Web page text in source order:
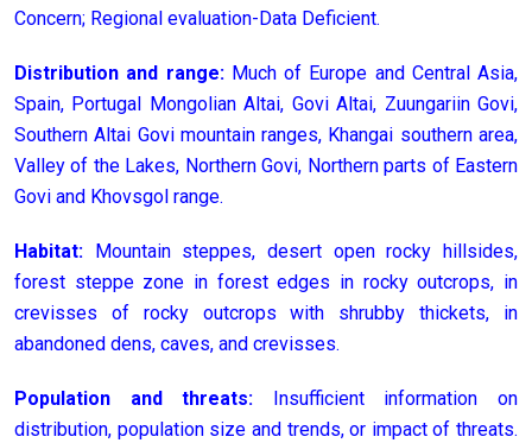
Concern; Regional evaluation-Data Deficient.
Distribution and range:Much of Europe and Central Asia,
Spain, Portugal Mongolian Altai, Govi Altai, Zuungariin Govi,
Southern Altai Govi mountain ranges, Khangai southern area,
Valley of the Lakes, Northern Govi, Northern parts of Eastern
Govi and Khovsgol range.
Habitat: Mountain steppes, desert open rocky hillsides,
forest steppe zone in forest edges in rocky outcrops, in
crevisses of rocky outcrops with shrubby thickets, in
abandoned dens, caves, and crevisses.
Population and threats: Insufficient information on
distribution, population size and trends, or impact of threats.